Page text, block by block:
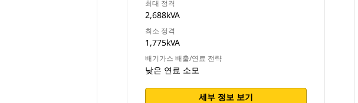
최대 정격
2,688kVA
최소 정격
1,775kVA
배기가스 배출/연료 전략
낮은 연료 소모
세부 정보 보기